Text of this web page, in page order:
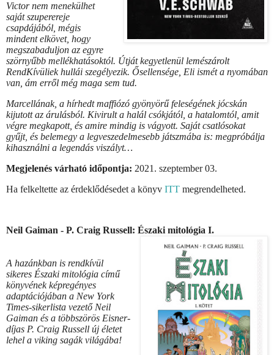
Victor nem menekülhet
saját szuperereje
csapdájából, mégis
mindent elkövet, hogy
megszabaduljon az egyre
szörnyűbb mellékhatásoktól. Útját kegyetlenül lemészárolt
RendKívüliek hullái szegélyezik. Ősellensége, Eli ismét a nyomában
van, ám erről még maga sem tud.
Marcellának, a hírhedt maffiózó gyönyörű feleségének jócskán
kijutott az árulásból. Kivirult a halál csókjától, a hatalomtól, amit
végre megkapott, és amire mindig is vágyott. Saját csatlósokat
gyűjt, és belemegy a legveszedelmesebb játszmába is: megpróbálja
kihasználni a legendás viszályt…
Megjelenés várható időpontja: 2021. szeptember 03.
Ha felkeltette az érdeklődésedet a könyv ITT megrendelheted.
Neil Gaiman - P. Craig Russell: Északi ​mitológia I.
A hazánkban is rendkívül
sikeres Északi mitológia című
könyvének képregényes
adaptációjában a New York
Times-sikerlista vezető Neil
Gaiman és a többszörös Eisner-
díjas P. Craig Russell új életet
lehel a viking sagák világába!